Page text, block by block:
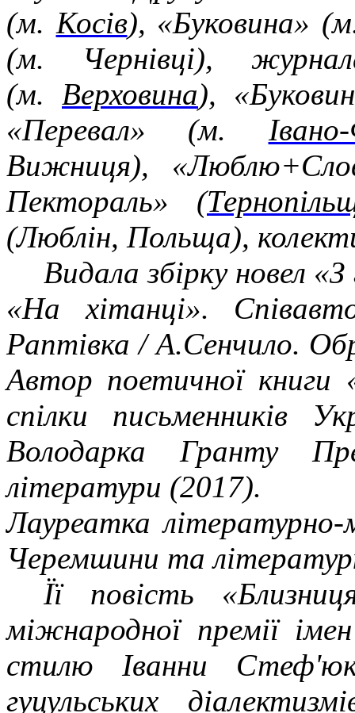
(м. Косів), «Буковина»
(м. Чернівці),
(м. Верховина),
«Перевал» (м.
Вижниця),
Пектораль» (
(Люблін, Польща),
Видала збірку новел
«На хітанці».
Раптівка / А.Сенчило.
Автор поетичної книги
спілки письменників
Володарка Гранту
літератури (2017).
Лауреатка літературно-
Черемшини та
Її повість
міжнародної премії
стилю Іванни
гуцульських